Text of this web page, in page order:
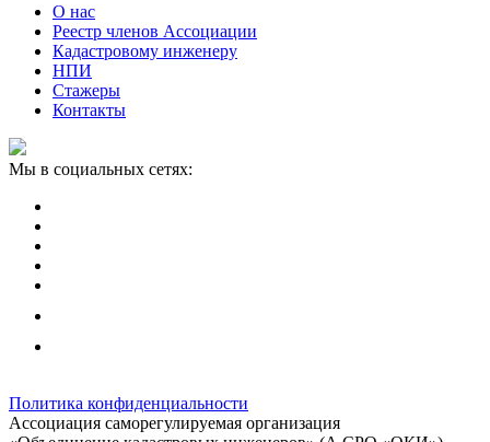
О нас
Реестр членов Ассоциации
Кадастровому инженеру
НПИ
Стажеры
Контакты
Мы в социальных сетях:
Политика конфиденциальности
Ассоциация саморегулируемая организация